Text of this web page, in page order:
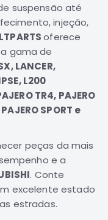
suspensão até
injeção,
oferece
gama de
LANCER,
L200
TR4, PAJERO
SPORT e
peças da mais
e a
. Conte
excelente estado
estradas.